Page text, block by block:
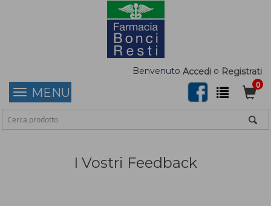
Benvenuto Accedi o Registrati
0
MENU
I Vostri Feedback